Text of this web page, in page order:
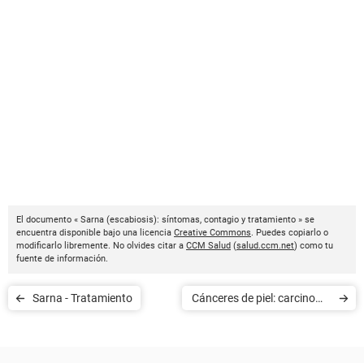
El documento « Sarna (escabiosis): síntomas, contagio y tratamiento » se
encuentra disponible bajo una licencia Creative Commons. Puedes copiarlo o
modificarlo libremente. No olvides citar a CCM Salud (salud.ccm.net) como tu
fuente de información.
Sarna - Tratamiento
Cánceres de piel: carcinoma